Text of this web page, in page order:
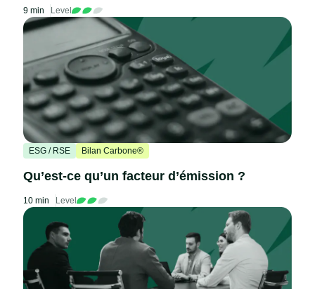
9 min Level
ESG / RSE Bilan Carbone®
Qu’est-ce qu’un facteur d’émission ?
10 min Level